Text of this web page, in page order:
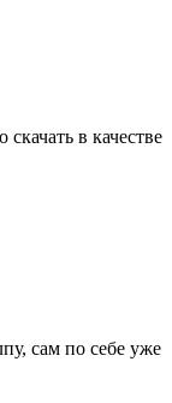
в качестве
сам по себе уже